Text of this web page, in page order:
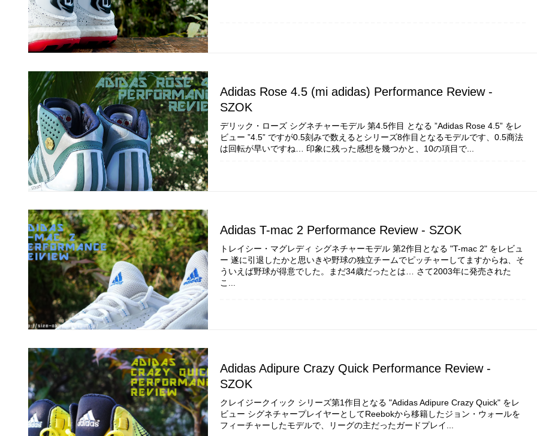
Adidas Rose 4.5 (mi adidas) Performance Review -
SZOK
デリック・ローズ シグネチャーモデル 第4.5作目 となる ”Adidas Rose 4.5” をレ
ビュー ”4.5” ですが0.5刻みで数えるとシリーズ8作目となるモデルです、0.5商法
は回転が早いですね… 印象に残った感想を幾つかと、10の項目で...
Adidas T-mac 2 Performance Review - SZOK
トレイシー・マグレディ シグネチャーモデル 第2作目となる "T-mac 2" をレビュ
ー 遂に引退したかと思いきや野球の独立チームでピッチャーしてますからね、そ
ういえば野球が得意でした。まだ34歳だったとは… さて2003年に発売された
こ...
Adidas Adipure Crazy Quick Performance Review -
SZOK
クレイジークイック シリーズ第1作目となる "Adidas Adipure Crazy Quick" をレ
ビュー シグネチャープレイヤーとしてReebokから移籍したジョン・ウォールを
フィーチャーしたモデルで、リーグの主だったガードプレイ...